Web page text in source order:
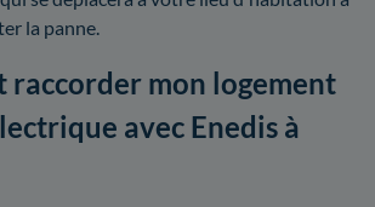
la panne.
raccorder mon logement
avec Enedis à